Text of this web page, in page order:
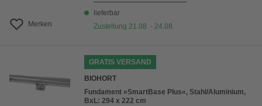
Merken
lieferbar
Zustellung 21.08. - 24.08.
GRATIS VERSAND
BIOHORT
Fundament »SmartBase Plus«, Stahl/Aluminium,
BxL: 294 x 222 cm